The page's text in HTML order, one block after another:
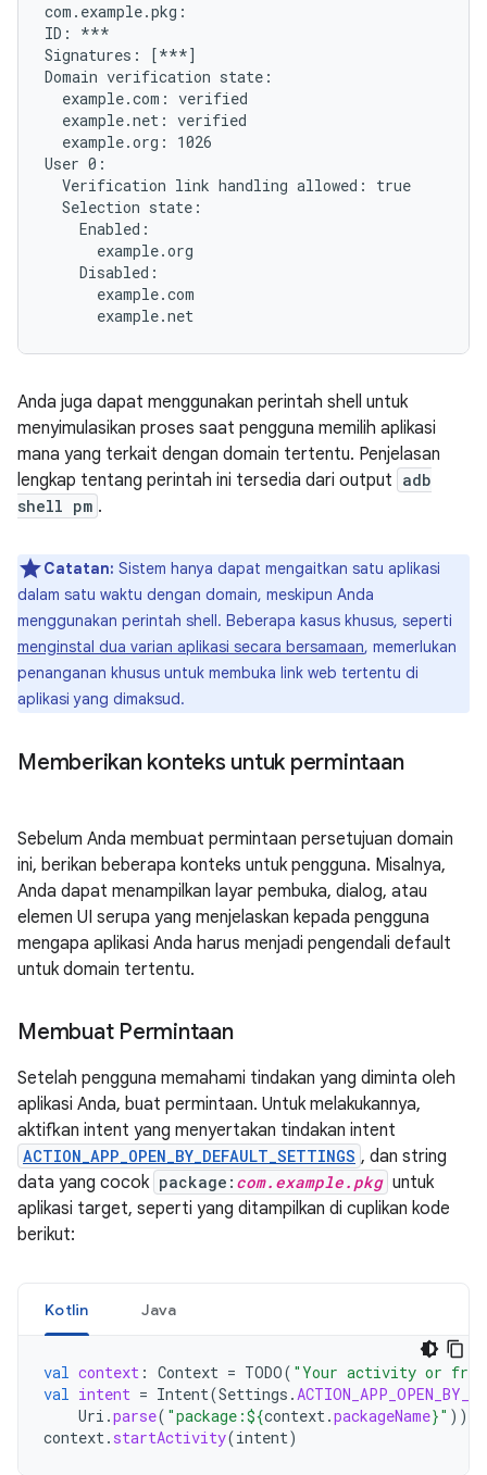
com.example.pkg:
ID: ***
Signatures: [***]
Domain verification state:
  example.com: verified
  example.net: verified
  example.org: 1026
User 0:
  Verification link handling allowed: true
  Selection state:
    Enabled:
      example.org
    Disabled:
      example.com
Anda juga dapat menggunakan perintah shell untuk
menyimulasikan proses saat pengguna memilih aplikasi
mana yang terkait dengan domain tertentu. Penjelasan
lengkap tentang perintah ini tersedia dari output adb
shell pm .
Catatan: Sistem hanya dapat mengaitkan satu aplikasi
dalam satu waktu dengan domain, meskipun Anda
menggunakan perintah shell. Beberapa kasus khusus, seperti
menginstal dua varian aplikasi secara bersamaan, memerlukan
penanganan khusus untuk membuka link web tertentu di
aplikasi yang dimaksud.
Memberikan konteks untuk permintaan
Sebelum Anda membuat permintaan persetujuan domain
ini, berikan beberapa konteks untuk pengguna. Misalnya,
Anda dapat menampilkan layar pembuka, dialog, atau
elemen UI serupa yang menjelaskan kepada pengguna
mengapa aplikasi Anda harus menjadi pengendali default
untuk domain tertentu.
Membuat Permintaan
Setelah pengguna memahami tindakan yang diminta oleh
aplikasi Anda, buat permintaan. Untuk melakukannya,
aktifkan intent yang menyertakan tindakan intent
ACTION_APP_OPEN_BY_DEFAULT_SETTINGS , dan string
data yang cocok package: com.example.pkg untuk
aplikasi target, seperti yang ditampilkan di cuplikan kode
berikut:
Kotlin Java
val context : Context = TODO( "Your activity or
val intent = Intent(Settings .
Uri .parse( "package:${context.packageName}" ))
context. startActivity(intent)